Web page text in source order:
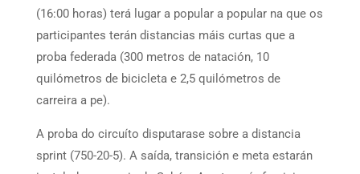
(16:00 horas) terá lugar a popular a popular na que os
participantes terán distancias máis curtas que a
proba federada (300 metros de natación, 10
quilómetros de bicicleta e 2,5 quilómetros de
carreira a pe).
A proba do circuíto disputarase sobre a distancia
sprint (750-20-5). A saída, transición e meta estarán